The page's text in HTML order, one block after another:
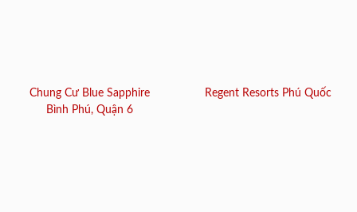
Chung Cư Blue Sapphire
Bình Phú, Quận 6
Regent Resorts Phú Quốc